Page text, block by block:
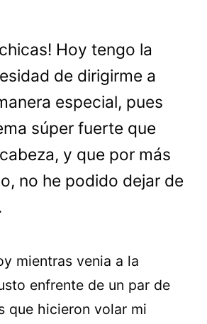
Hoy tengo la
de dirigirme a
especial, pues
súper fuerte que
y que por más
no he podido dejar de
mientras venia a la
enfrente de un par de
que hicieron volar mi